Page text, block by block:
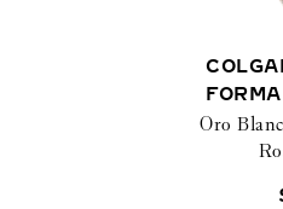
Oro